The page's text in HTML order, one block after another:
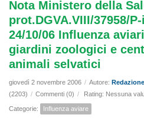
Nota Ministero della
prot.DGVA.VIII/37958/
24/10/06 Influenza
giardini zoologici e
animali selvatici
giovedì 2 novembre 2006 / Autore:
(2203) / Commenti (0) / Rating: Nessuna
Categorie: Influenza aviare